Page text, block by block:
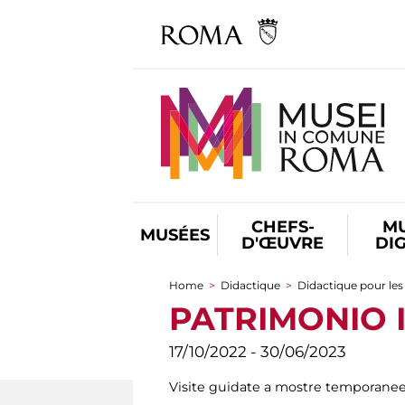
MUSÉES
CHEFS-
D'ŒUVRE
You are here
Home > Didactique > Didactique pour les
17/10/2022 - 30/06/2023
Visite guidate a mostre